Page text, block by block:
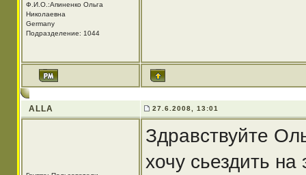
Ф.И.О.:Апиненко Ольга
Николаевна
Germany
Подразделение: 1044
ALLA 27.6.2008, 13:01
Здравствуйте
хочу сьездить